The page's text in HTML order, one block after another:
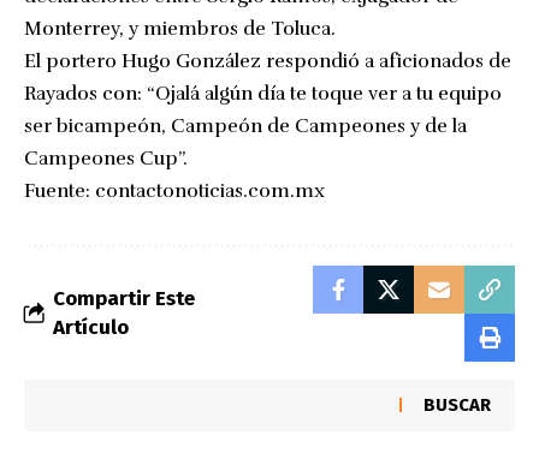
Monterrey, y miembros de Toluca.
El portero Hugo González respondió a aficionados de
Rayados con: “Ojalá algún día te toque ver a tu equipo
ser bicampeón, Campeón de Campeones y de la
Campeones Cup”.
Fuente: contactonoticias.com.mx
Compartir Este
Artículo
BUSCAR